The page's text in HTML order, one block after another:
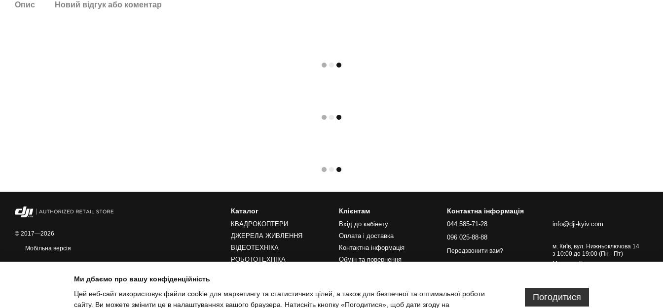
Опис Новий відгук або коментар
© 2017—2026
Мобільна версія
Каталог
КВАДРОКОПТЕРИ
ДЖЕРЕЛА ЖИВЛЕННЯ
ВІДЕОТЕХНІКА
РОБОТОТЕХНІКА
Клієнтам
Вхід до кабінету
Оплата і доставка
Контактна інформація
Обмін та повернення
Блог
Контактна інформація
044 585-71-28
096 025-88-88
Передзвонити вам?
info@dji-kyiv.com
м. Київ, вул. Нижньоключова 14
з 10:00 до 19:00 (Пн - Пт)
Мапа проїзду
Ми дбаємо про вашу конфіденційність
Цей веб-сайт використовує файли cookie для маркетингу та статистичних цілей, а також для безпечної та оптимальної роботи
сайту. Ви можете змінити це в налаштуваннях вашого браузера. Натисніть кнопку «Погодитися», щоб дати згоду на
Погодитися